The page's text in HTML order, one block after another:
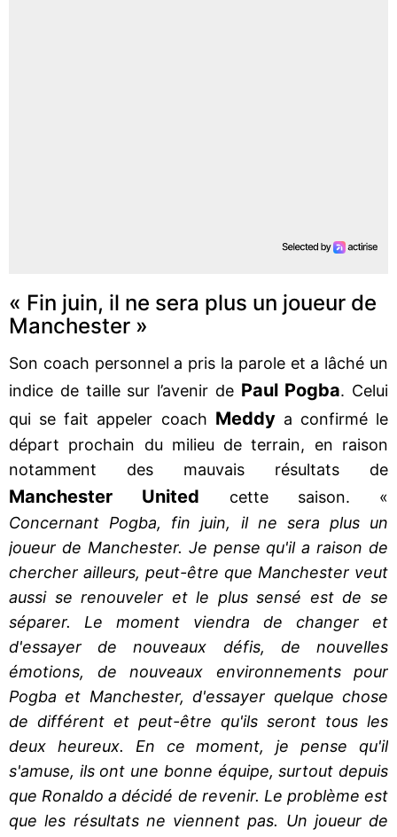
« Fin juin, il ne sera plus un joueur de
Manchester »
Son coach personnel a pris la parole et a lâché un
indice de taille sur l’avenir de Paul Pogba. Celui
qui se fait appeler coach Meddya confirmé le
départ prochain du milieu de terrain, en raison
notamment des mauvais résultats de
Manchester United cette saison. «
Concernant Pogba, fin juin, il ne sera plus un
joueur de Manchester. Je pense qu'il a raison de
chercher ailleurs, peut-être que Manchester veut
aussi se renouveler et le plus sensé est de se
séparer. Le moment viendra de changer et
d'essayer de nouveaux défis, de nouvelles
émotions, de nouveaux environnements pour
Pogba et Manchester, d'essayer quelque chose
de différent et peut-être qu'ils seront tous les
deux heureux. En ce moment, je pense qu'il
s'amuse, ils ont une bonne équipe, surtout depuis
que Ronaldo a décidé de revenir. Le problème est
que les résultats ne viennent pas. Un joueur de